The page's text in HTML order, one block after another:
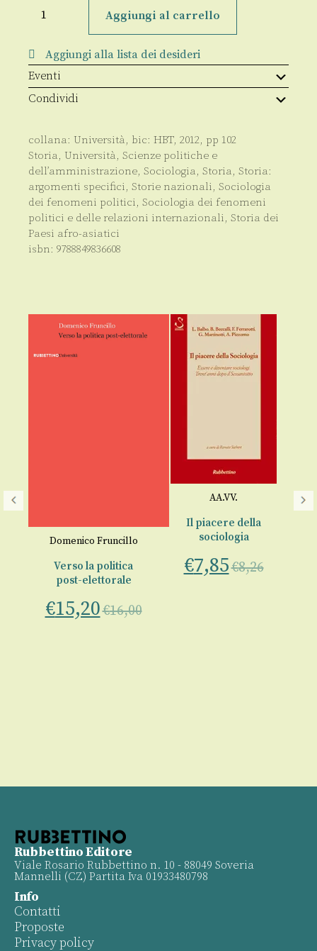
democrazia
quantità
Aggiungi al carrello
Aggiungi alla lista dei desideri
Eventi
Condividi
collana: Università, bic: HBT, 2012, pp 102
Storia, Università, Scienze politiche e
dell’amministrazione, Sociologia, Storia, Storia:
argomenti specifici, Storie nazionali, Sociologia
dei fenomeni politici, Sociologia dei fenomeni
politici e delle relazioni internazionali, Storia dei
Paesi afro-asiatici
isbn: 9788849836608
Domenico Fruncillo
Verso la politica
post-elettorale
€15,20€16,00
AA.VV.
Il piacere della
sociologia
€7,85€8,26
Rubbettino Editore
Viale Rosario Rubbettino n. 10 - 88049 Soveria
Mannelli (CZ) Partita Iva 01933480798
Info
Contatti
Proposte
Privacy policy